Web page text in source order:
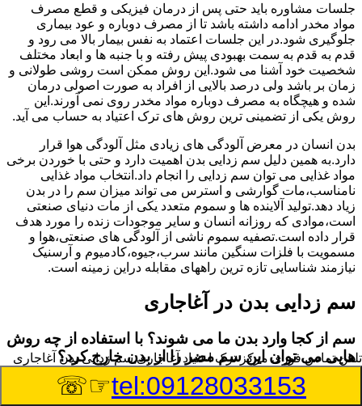
جلسات مشاوره باید حتی پس از درمان فیزیکی و قطع مصرف
مواد مخدر ادامه داشته باشد تا از مصرف دوباره و عود بیماری
جلوگیری شود.در این جلسات اعتماد به نفس بیمار بالا می رود و
قدم به قدم به سمت بهبودی پیش رفته و با جنبه ها و ابعاد مختلف
شخصیت خود آشنا می شود.این روش ممکن است روشی طولانی و
زمان بر باشد ولی درصد بالایی از افراد به صورت اصولی درمان
شده و هیچگاه به مصرف دوباره مواد مخدر روی نمی آورند.این
روش یکی از تضمینی ترین روش های ترک اعتیاد به حساب می آید.
بدن انسان در معرض آلودگی های زیادی مثل آلودگی هوا قرار
دارد.به همین دلیل سم زدایی بدن اهمیت دارد و حتی با خوردن برخی
مواد غذایی می توان سم زدایی را انجام داد.انتخاب مواد غذایی
نامناسب،مات گوارشی و استرس می تواند میزان سم را در بدن
زیاد دهد.تولید آلاینده ها و سموم متعدد یکی از مات دنیای صنعتی
است،موادی که روزانه انسان و سایر موجودات زنده را مورد هدف
قرار داده است.تصفیه سموم ناشی از آلودگی های صنعتی،هوا و
مسمویت با فلزات سنگین مانند سرب،جیوه،کادمیوم و آرسنیک
نیازمند شناسایی تازه ترین راههای مقابله دراین زمینه است.
سم زدایی بدن در آغاجاری
سم از کجا وارد بدن ما می شوند؟ با استفاده از چه روش
هایی می توان این سم مضر را از بدن خارج کرد؟
بطور کلی سم موجود در بدن به دو گروه عمده تقسیم می
تلفن تماس فوریمرکز ترک اعتیاد آغاجاری,سم زدایی بدن آغاجاری
tel:09128033153
☞☏